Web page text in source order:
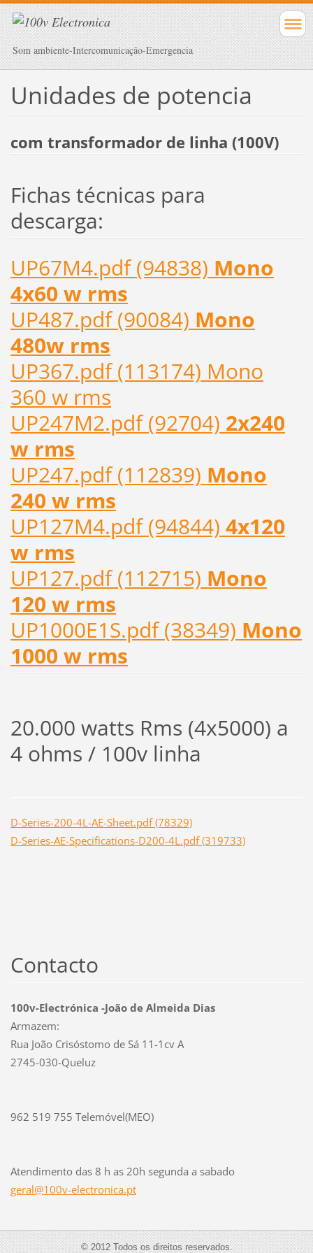
Som ambiente-Intercomunicação-Emergencia
Unidades de potencia
com transformador de linha (100V)
Fichas técnicas para
descarga:
UP67M4.pdf (94838) Mono
4x60 w rms
UP487.pdf (90084) Mono
480w rms
UP367.pdf (113174) Mono
360 w rms
UP247M2.pdf (92704) 2x240
w rms
UP247.pdf (112839) Mono
240 w rms
UP127M4.pdf (94844) 4x120
w rms
UP127.pdf (112715) Mono
120 w rms
UP1000E1S.pdf (38349) Mono
1000 w rms
20.000 watts Rms (4x5000) a
4 ohms / 100v linha
D-Series-200-4L-AE-Sheet.pdf (78329)
D-Series-AE-Specifications-D200-4L.pdf (319733)
Contacto
100v-Electrónica -João de Almeida Dias
Armazem:
Rua João Crisóstomo de Sá 11-1cv A
2745-030-Queluz
962 519 755 Telemóvel(MEO)
Atendimento das 8 h as 20h segunda a sabado
geral@100v-electronica.pt
© 2012 Todos os direitos reservados.